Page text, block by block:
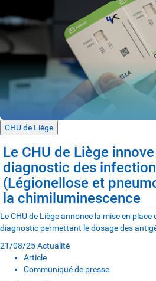
CHU de Liège
Le CHU de Liège
diagnostic des
(Légionellose et
la chimiluminescence
Le CHU de Liège annonce la mise en place
diagnostic permettant le dosage des
21/08/25Actualité
Article
Communiqué de presse